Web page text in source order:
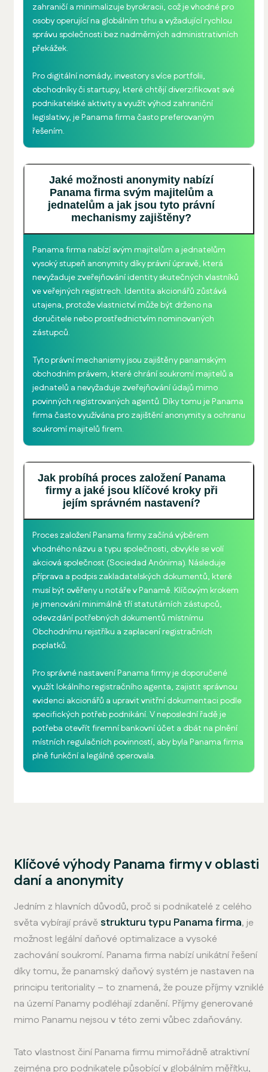
zahraničí a minimalizuje byrokracii, což je vhodné pro
osoby operující na globálním trhu a vyžadující rychlou
správu společnosti bez nadměrných administrativních
překážek.
Pro digitální nomády, investory s více portfolii,
obchodníky či startupy, které chtějí diverzifikovat své
podnikatelské aktivity a využít výhod zahraniční
legislativy, je Panama firma často preferovaným
řešením.
Jaké možnosti anonymity nabízí
Panama firma svým majitelům a
jednatelům a jak jsou tyto právní
mechanismy zajištěny?
Panama firma nabízí svým majitelům a jednatelům
vysoký stupeň anonymity díky právní úpravě, která
nevyžaduje zveřejňování identity skutečných vlastníků
ve veřejných registrech. Identita akcionářů zůstává
utajena, protože vlastnictví může být drženo na
doručitele nebo prostřednictvím nominovaných
zástupců.
Tyto právní mechanismy jsou zajištěny panamským
obchodním právem, které chrání soukromí majitelů a
jednatelů a nevyžaduje zveřejňování údajů mimo
povinných registrovaných agentů. Díky tomu je Panama
firma často využívána pro zajištění anonymity a ochranu
soukromí majitelů firem.
Jak probíhá proces založení Panama
firmy a jaké jsou klíčové kroky při
jejím správném nastavení?
Proces založení Panama firmy začíná výběrem
vhodného názvu a typu společnosti, obvykle se volí
akciová společnost (Sociedad Anónima). Následuje
příprava a podpis zakladatelských dokumentů, které
musí být ověřeny u notáře v Panamě. Klíčovým krokem
je jmenování minimálně tří statutárních zástupců,
odevzdání potřebných dokumentů místnímu
Obchodnímu rejstříku a zaplacení registračních
poplatků.
Pro správné nastavení Panama firmy je doporučené
využít lokálního registračního agenta, zajistit správnou
evidenci akcionářů a upravit vnitřní dokumentaci podle
specifických potřeb podnikání. V neposlední řadě je
potřeba otevřít firemní bankovní účet a dbát na plnění
místních regulačních povinností, aby byla Panama firma
plně funkční a legálně operovala.
Klíčové výhody Panama firmy v oblasti
daní a anonymity
Jedním z hlavních důvodů, proč si podnikatelé z celého
světa vybírají právě strukturu typu Panama firma, je
možnost legální daňové optimalizace a vysoké
zachování soukromí. Panama firma nabízí unikátní řešení
díky tomu, že panamský daňový systém je nastaven na
principu teritoriality – to znamená, že pouze příjmy vzniklé
na území Panamy podléhají zdanění. Příjmy generované
mimo Panamu nejsou v této zemi vůbec zdaňovány.
Tato vlastnost činí Panama firmu mimořádně atraktivní
zejména pro podnikatele působící v globálním měřítku,